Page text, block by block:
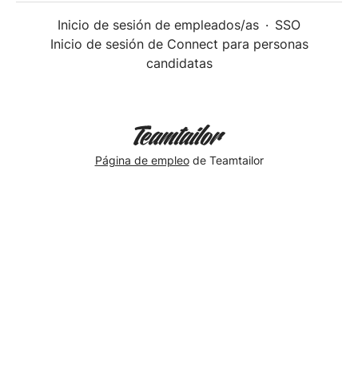
Inicio de sesión de empleados/as · SSO
Inicio de sesión de Connect para personas
candidatas
Página de empleode Teamtailor